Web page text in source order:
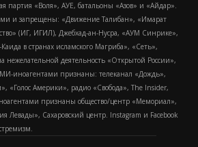
партия «Воля», АУЕ, батальоны «Азов» и «Айдар».
и запрещены: «Движение Талибан», «Имарат
(ИГ, ИГИЛ), Джебхад-ан-Нусра, «АУМ Синрике»,
в странах исламского Магриба», «Сеть»,
нежелательной деятельность «Открытой России»,
иноагентами признаны: телеканал «Дождь»,
«Голос Америки», радио «Свобода», The Insider,
признаны общество/центр «Мемориал»,
Левады», Сахаровский центр. Instagram и Facebook